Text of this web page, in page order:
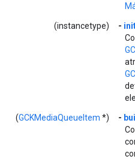
(instancetype) -
(GCKMediaQueueItem *) -